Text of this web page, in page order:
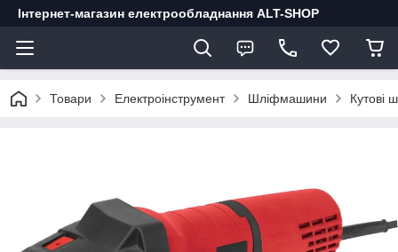
Інтернет-магазин електрообладнання ALT-SHOP
Товари Електроінструмент Шліфмашини Кутові